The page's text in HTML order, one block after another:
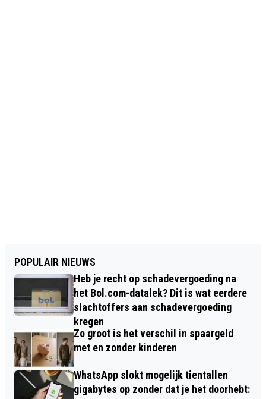
POPULAIR NIEUWS
Heb je recht op schadevergoeding na
het Bol.com-datalek? Dit is wat eerdere
slachtoffers aan schadevergoeding
kregen
Zo groot is het verschil in spaargeld
met en zonder kinderen
WhatsApp slokt mogelijk tientallen
gigabytes op zonder dat je het doorhebt: